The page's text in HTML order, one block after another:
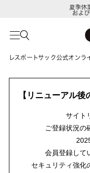
夏季休
およ
レスポートサック公式オンラ
【リニューアル後
サイト
ご登録状況の
会員登録して
セキュリティ強化